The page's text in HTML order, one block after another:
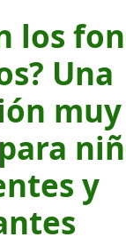
los
Una
muy
y